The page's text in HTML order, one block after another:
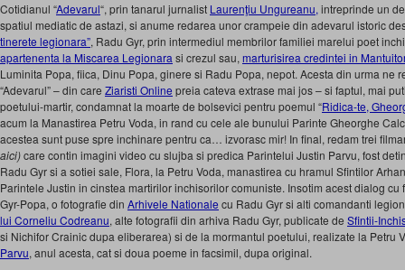
Cotidianul “Adevarul“, prin tanarul jurnalist Laurenţiu Ungureanu, intreprinde un
spatiul mediatic de astazi, si anume redarea unor crampeie din adevarul istoric
tinerete legionara”, Radu Gyr, prin intermediul membrilor familiei marelui poet
apartenenta la Miscarea Legionara si crezul sau, marturisirea credintei in
Luminita Popa, fiica, Dinu Popa, ginere si Radu Popa, nepot. Acesta din urma ne
“Adevarul” – din care Ziaristi Online preia cateva extrase mai jos – si faptul, mai
poetului-martir, condamnat la moarte de bolsevici pentru poemul “Ridica-te,
acum la Manastirea Petru Voda, in rand cu cele ale bunului Parinte Gheorghe
acestea sunt puse spre inchinare pentru ca… izvorasc mir! In final, redam trei
aici)care contin imagini video cu slujba si predica Parintelui Justin Parvu, fost
Radu Gyr si a sotiei sale, Flora, la Petru Voda, manastirea cu hramul Sfintilor
Parintele Justin in cinstea martirilor inchisorilor comuniste. Insotim acest dialog cu
Gyr-Popa, o fotografie din Arhivele Nationale cu Radu Gyr si alti comandanti
lui Corneliu Codreanu, alte fotografii din arhiva Radu Gyr, publicate de Sfintii-
si Nichifor Crainic dupa eliberarea) si de la mormantul poetului, realizate la Petru
Parvu, anul acesta, cat si doua poeme in facsimil, dupa original.